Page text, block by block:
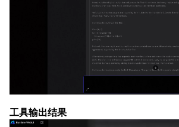
工具输出结果